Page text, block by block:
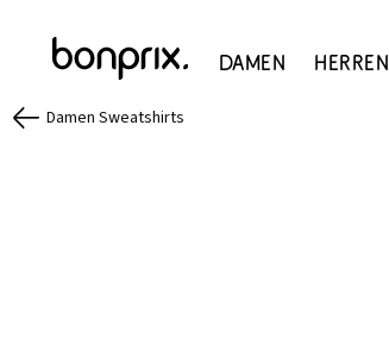
Damen Herren
Damen Sweatshirts